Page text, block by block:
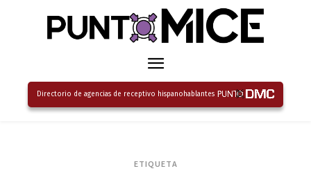
Directorio de agencias de receptivo hispanohablantes
ETIQUETA